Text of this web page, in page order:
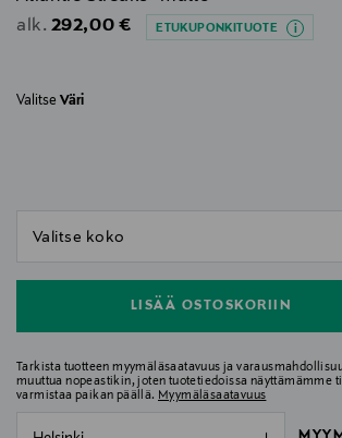
alk. Original Price
292,00 € ETUKUPONKITUOTE
Valitse Väri
LISÄÄ OSTOSKORIIN
Tarkista tuotteen myymäläsaatavuus ja
muuttua nopeastikin, joten tuotetiedoissa näyttämämme
varmistaa paikan päällä. Myymäläsaatavuus